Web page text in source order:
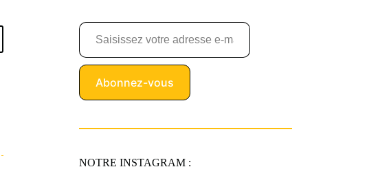
Saisissez votre adresse e-mail…
Abonnez-vous
NOTRE INSTAGRAM :